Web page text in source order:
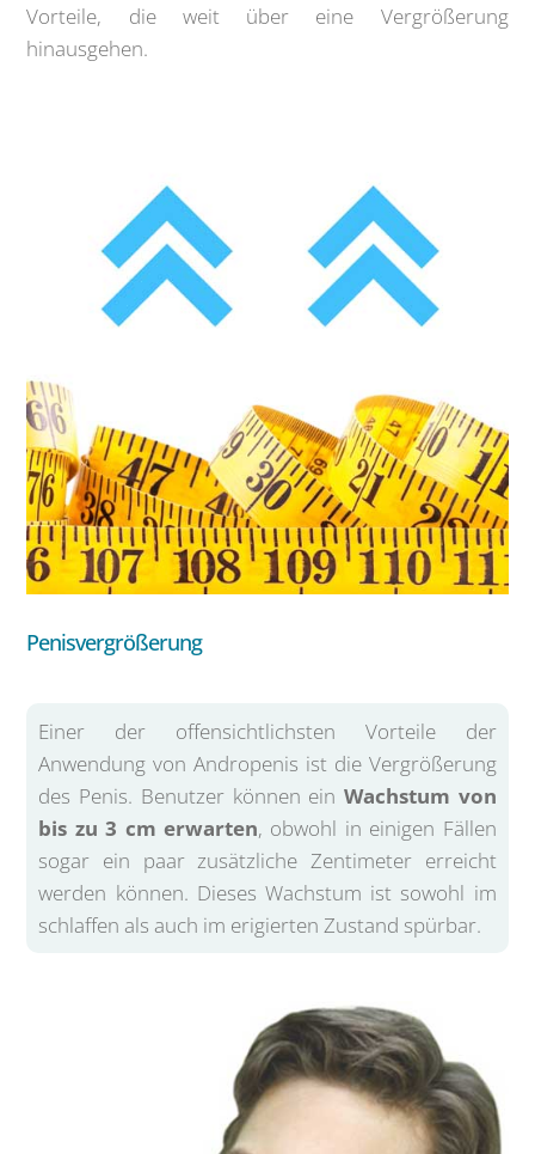
Vorteile, die weit über eine Vergrößerung
hinausgehen.
Penisvergrößerung
Einer der offensichtlichsten Vorteile der
Anwendung von Andropenis ist die Vergrößerung
des Penis. Benutzer können ein Wachstum von
bis zu 3 cm erwarten, obwohl in einigen Fällen
sogar ein paar zusätzliche Zentimeter erreicht
werden können. Dieses Wachstum ist sowohl im
schlaffen als auch im erigierten Zustand spürbar.